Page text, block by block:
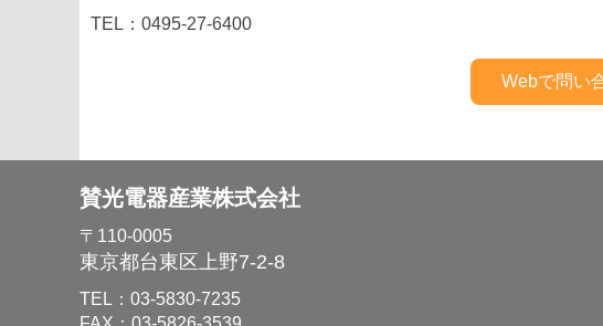
TEL：0495-27-6400
賛光電器産業株式会社
〒110-0005
東京都台東区上野7-2-8
TEL：03-5830-7235